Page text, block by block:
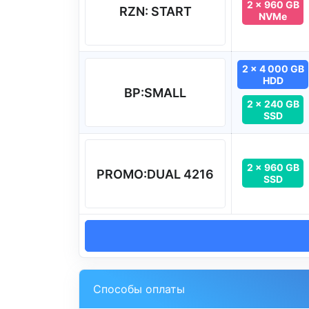
RZN: START
2 x 960 GB
NVMe
BP:SMALL
2 x 4 000 GB
HDD
2 x 240 GB
SSD
PROMO:DUAL 4216
2 x 960 GB
SSD
Способы оплаты